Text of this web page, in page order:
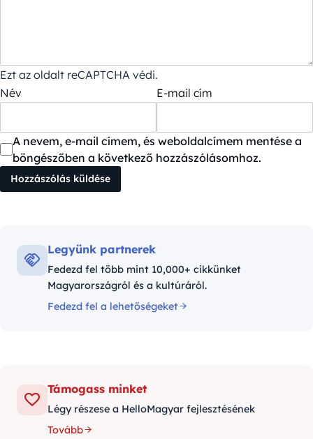
Ezt az oldalt reCAPTCHA védi.
Név
E-mail cím
A nevem, e-mail címem, és weboldalcímem mentése a
böngészőben a következő hozzászólásomhoz.
Legyünk partnerek
Fedezd fel több mint 10,000+ cikkünket
Magyarországról és a kultúráról.
Fedezd fel a lehetőségeket
Támogass minket
Légy részese a HelloMagyar fejlesztésének
Tovább